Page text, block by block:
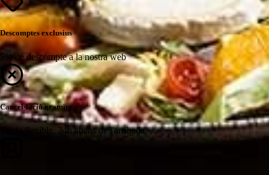
Descomptes exclusius
5% de descompte a la nostra web
Cancel·lació gratuïta
Tarifa flexible, 24h abans de l'arribada.